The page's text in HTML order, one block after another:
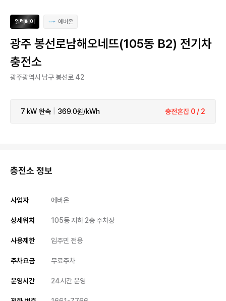
일렉페이 에버온
광주 봉선로남해오네뜨(105동 B2) 전기차
충전소
광주광역시 남구 봉선로 42
7 kW 완속 369.0원/kWh 충전혼잡 0 / 2
충전소 정보
사업자 에버온
상세위치 105동 지하 2층 주차장
사용제한 입주민 전용
주차요금 무료주차
운영시간 24시간 운영